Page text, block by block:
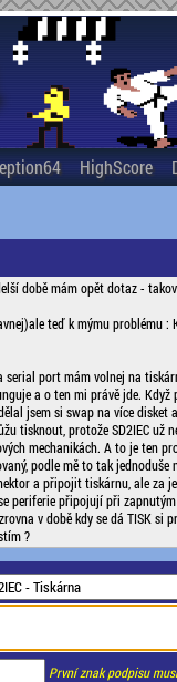
HighScore
době mám opět dotaz -
teď k mýmu problému
serial port mám volnej na
a o ten mi právě jde.
jsem si swap na více disket
tisknout, protože SD2IEC už
mechanikách. A to je ten
podle mě to tak
a připojit tiskárnu, ale za
periferie připojují při
v době kdy se dá TISK
?
První znak podpisu